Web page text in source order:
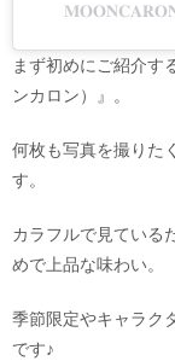
まず初めにご紹介す
ンカロン）』。
何枚も写真を撮りた
す。
カラフルで見ている
めで上品な味わい。
季節限定やキャラク
です♪